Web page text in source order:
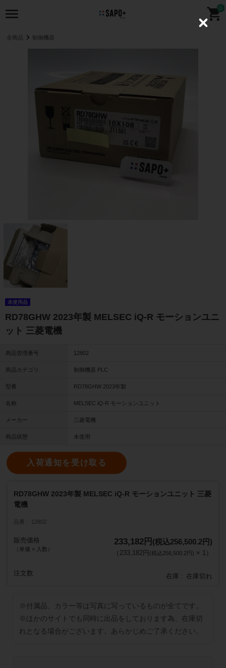
0
全商品 制御機器
未使用品
RD78GHW 2023年製 MELSEC iQ-R モーションユニ
ット 三菱電機
商品管理番号 12802
商品カテゴリ 制御機器 PLC
型番 RD78GHW 2023年製
名称 MELSEC iQ-R モーションユニット
メーカー 三菱電機
商品状態 未使用
入荷通知を受け取る
RD78GHW 2023年製 MELSEC iQ-R モーションユニット 三菱
電機
品番 12802
販売価格
（単価 × 入数）
233,182円 (税込256,500.2円)
（ 233,182円 (税込256,500.2円) × 1）
注文数 在庫 在庫切れ
※付属品、カラー等は写真に写っているものが全てです。
※ほかのサイトでも同時に出品をしております為、在庫切
れとなる場合がございます。あらかじめご了承ください。
C